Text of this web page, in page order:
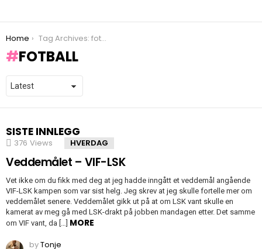
You are here:
Home Tag Archives: fotball
FOTBALL
SISTE INNLEGG
376 Views HVERDAG
Veddemålet – VIF-LSK
Vet ikke om du fikk med deg at jeg hadde inngått et veddemål angående
VIF-LSK kampen som var sist helg. Jeg skrev at jeg skulle fortelle mer om
veddemålet senere. Veddemålet gikk ut på at om LSK vant skulle en
kamerat av meg gå med LSK-drakt på jobben mandagen etter. Det samme
om VIF vant, da […] MORE
byTonje